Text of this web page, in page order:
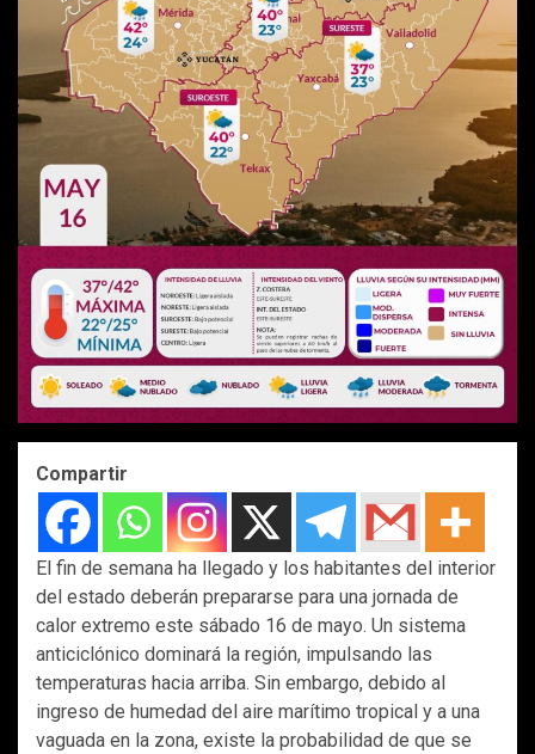
Compartir
El fin de semana ha llegado y los habitantes del interior
del estado deberán prepararse para una jornada de
calor extremo este sábado 16 de mayo. Un sistema
anticiclónico dominará la región, impulsando las
temperaturas hacia arriba. Sin embargo, debido al
ingreso de humedad del aire marítimo tropical y a una
vaguada en la zona, existe la probabilidad de que se